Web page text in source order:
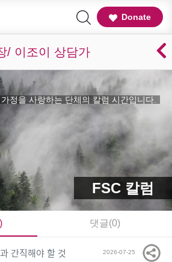
Donate
/ 이조이 상담가
FSC 칼럼
정을 사랑하는 단체의 칼럼 시간입니다.
댓글(0)
간직해야 할 것 2026-07-25